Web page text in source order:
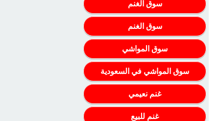
سوق الغنم
سوق الغنم
سوق المواشي
سوق المواشي في السعودية
غنم نعيمي
غنم للبيع